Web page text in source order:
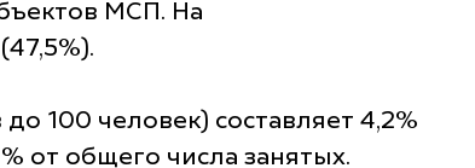
МСП. На
100 человек) составляет 4,2%
от общего числа занятых.